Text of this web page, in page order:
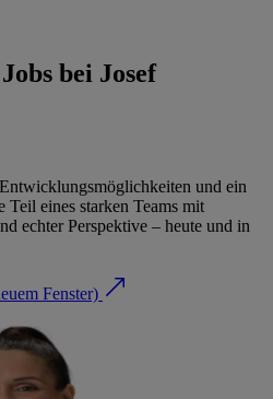
bei Josef
und ein
eines starken Teams mit
echter Perspektive – heute und in
Fenster)